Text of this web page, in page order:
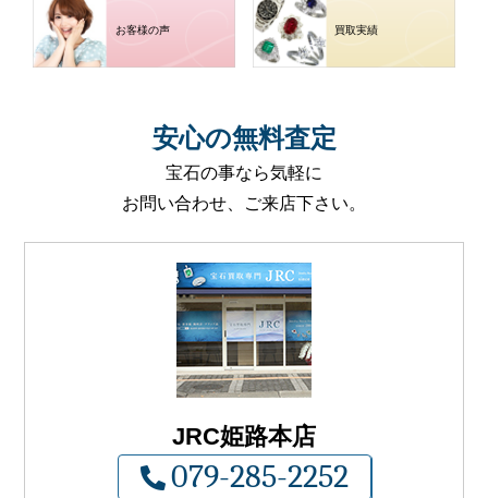
お客様の声 買取実績
安心の無料査定
宝石の事なら気軽に
お問い合わせ、ご来店下さい。
JRC姫路本店
079-285-2252